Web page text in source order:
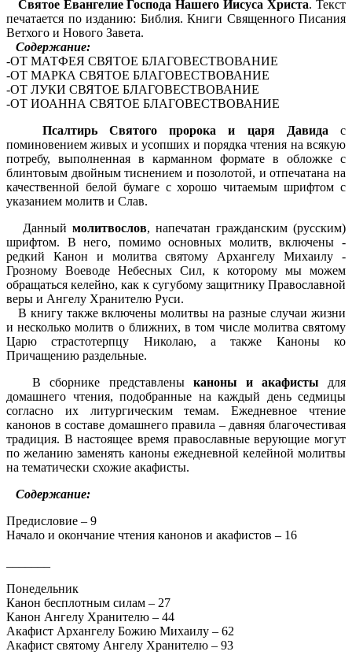
Святое Евангелие Господа Нашего Иисуса Христа. Текст
печатается по изданию: Библия. Книги Священного Писания
Ветхого и Нового Завета.
Содержание:
-ОТ МАТФЕЯ СВЯТОЕ БЛАГОВЕСТВОВАНИЕ
-ОТ МАРКА СВЯТОЕ БЛАГОВЕСТВОВАНИЕ
-ОТ ЛУКИ СВЯТОЕ БЛАГОВЕСТВОВАНИЕ
-ОТ ИОАННА СВЯТОЕ БЛАГОВЕСТВОВАНИЕ
Псалтирь Святого пророка и царя Давидас
поминовением живых и усопших и порядка чтения на всякую
потребу, выполненная в карманном формате в обложке с
блинтовым двойным тиснением и позолотой, и отпечатана на
качественной белой бумаге с хорошо читаемым шрифтом с
указанием молитв и Слав.
Данный молитвослов, напечатан гражданским (русским)
шрифтом. В него, помимо основных молитв, включены -
редкий Канон и молитва святому Архангелу Михаилу -
Грозному Воеводе Небесных Сил, к которому мы можем
обращаться келейно, как к сугубому защитнику Православной
веры и Ангелу Хранителю Руси.
В книгу также включены молитвы на разные случаи жизни
и несколько молитв о ближних, в том числе молитва святому
Царю страстотерпцу Николаю, а также Каноны ко
Причащению раздельные.
В сборнике представлены каноны и акафисты для
домашнего чтения, подобранные на каждый день седмицы
согласно их литургическим темам. Ежедневное чтение
канонов в составе домашнего правила – давняя благочестивая
традиция. В настоящее время православные верующие могут
по желанию заменять каноны ежедневной келейной молитвы
на тематически схожие акафисты.
Содержание:
Предисловие – 9
Начало и окончание чтения канонов и акафистов – 16
Понедельник
Канон бесплотным силам – 27
Канон Ангелу Хранителю – 44
Акафист Архангелу Божию Михаилу – 62
Акафист святому Ангелу Хранителю – 93